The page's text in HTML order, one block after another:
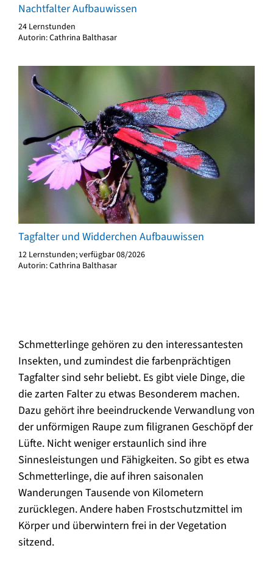
Nachtfalter Aufbauwissen
24 Lernstunden
Autorin: Cathrina Balthasar
Tagfalter und Widderchen Aufbauwissen
12 Lernstunden; verfügbar 08/2026
Autorin: Cathrina Balthasar
Schmetterlinge gehören zu den interessantesten
Insekten, und zumindest die farbenprächtigen
Tagfalter sind sehr beliebt. Es gibt viele Dinge, die
die zarten Falter zu etwas Besonderem machen.
Dazu gehört ihre beeindruckende Verwandlung von
der unförmigen Raupe zum filigranen Geschöpf der
Lüfte. Nicht weniger erstaunlich sind ihre
Sinnesleistungen und Fähigkeiten. So gibt es etwa
Schmetterlinge, die auf ihren saisonalen
Wanderungen Tausende von Kilometern
zurücklegen. Andere haben Frostschutzmittel im
Körper und überwintern frei in der Vegetation
sitzend.